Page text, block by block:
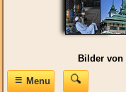
Bilder von
≡Menu